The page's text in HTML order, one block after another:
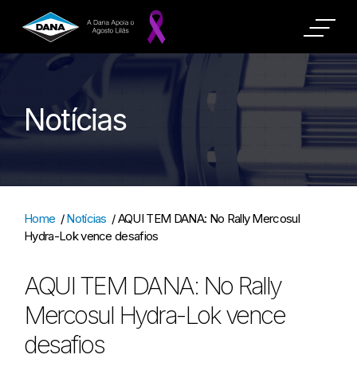
Notícias
Home /Notícias /AQUI TEM DANA: No Rally Mercosul
Hydra-Lok vence desafios
AQUI TEM DANA: No Rally
Mercosul Hydra-Lok vence
desafios